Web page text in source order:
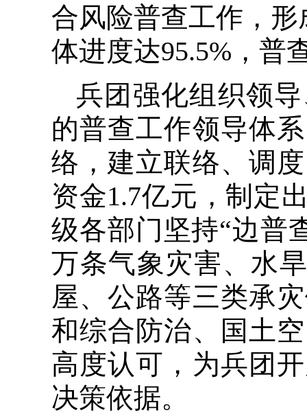
合风险普查工作，
体进度达95.5%，普
兵团强化组织领
的普查工作领导体
络，建立联络、调
资金1.7亿元，制定
级各部门坚持“边普
万条气象灾害、水
屋、公路等三类承
和综合防治、国土
高度认可，为兵团
决策依据。